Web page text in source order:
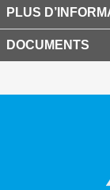
PLUS
DOCUMENTS